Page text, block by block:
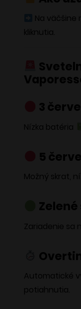
Na väčšine
kliknutia.
3
Nízka batéria
5
Možný skrat,
Zariadenie sa
Automatické
potiahnutia.